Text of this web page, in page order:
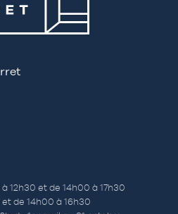
12h30 et de 14h00 à 17h30
de 14h00 à 16h30